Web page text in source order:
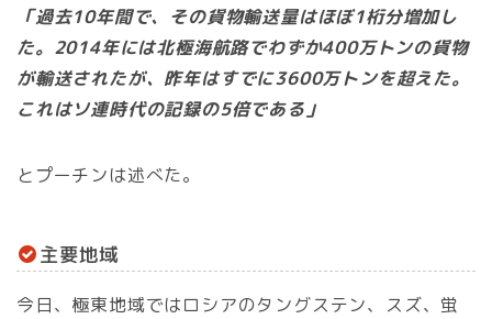
「過去10年間で、その貨物輸送量はほぼ1桁分増加し
た。2014年には北極海航路でわずか400万トンの貨物
が輸送されたが、昨年はすでに3600万トンを超えた。
これはソ連時代の記録の5倍である」
とプーチンは述べた。
主要地域
今日、極東地域ではロシアのタングステン、スズ、蛍